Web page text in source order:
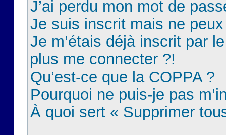
J’ai perdu mon mot de
Je suis inscrit mais ne
Je m’étais déjà inscrit par
plus me connecter ?!
Qu’est-ce que la COPPA ?
Pourquoi ne puis-je pas
À quoi sert « Supprimer